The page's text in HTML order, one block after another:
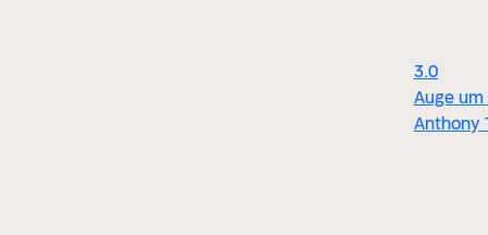
3.0
Auge
Anthony